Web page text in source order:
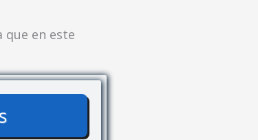
que en este